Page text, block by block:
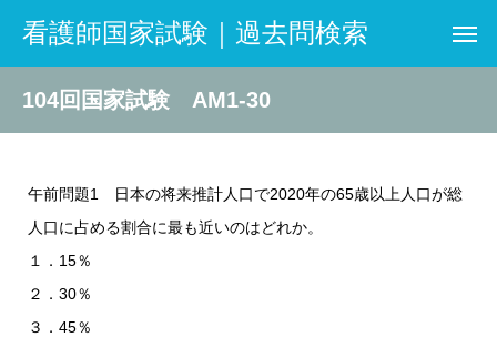
看護師国家試験｜過去問検索
104回国家試験 AM1-30
午前問題1 日本の将来推計人口で2020年の65歳以上人口が総
人口に占める割合に最も近いのはどれか。
１．15％
２．30％
３．45％